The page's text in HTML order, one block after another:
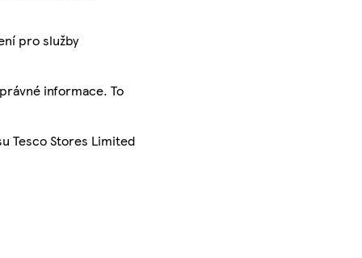
pro služby
informace. To
Tesco Stores Limited